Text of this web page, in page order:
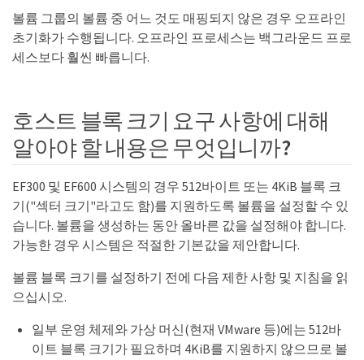
볼륨 그룹의 볼륨 중 어느 것도 매핑되지 않은 경우 오프라인
초기화가 수행됩니다. 오프라인 프로세스는 백그라운드 프로
세스보다 훨씬 빠릅니다.
호스트 블록 크기 요구 사항에 대해
알아야 할 내용은 무엇입니까?
EF300 및 EF600 시스템의 경우 512바이트 또는 4KiB 블록 크
기("섹터 크기"라고도 함)를 지원하도록 볼륨을 설정할 수 있
습니다. 볼륨을 생성하는 동안 올바른 값을 설정해야 합니다.
가능한 경우 시스템은 적절한 기본값을 제안합니다.
볼륨 블록 크기를 설정하기 전에 다음 제한 사항 및 지침을 읽
으십시오.
일부 운영 체제와 가상 머신(현재 VMware 등)에는 512바
이트 블록 크기가 필요하며 4KiB를 지원하지 않으므로 볼